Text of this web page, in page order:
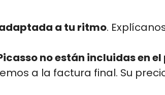
a tu ritmo.
no están incluidas en
a la factura final. Su